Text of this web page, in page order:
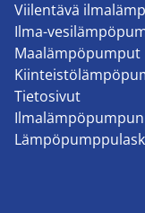
Viilentävä
Ilma-
Maalämpöpumput
Tietosivut